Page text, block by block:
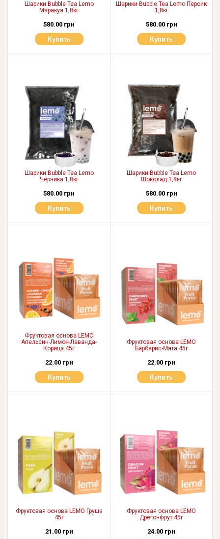
Шарики Bubble Tea Lemo
Маракуя 1,8кг
580.00 грн
Купить
Шарики Bubble Tea Lemo Персик
1,8кг
580.00 грн
Купить
Шарики Bubble Tea Lemo
Черника 1,8кг
580.00 грн
Купить
Шарики Bubble Tea Lemo
Шоколад 1,8кг
580.00 грн
Купить
Фруктовая основа LEMO
Апельсин-Лимон-Лаванда-
Корица 45г
22.00 грн
Купить
Фруктовая основа LEMO
Барбарис-Мята 45г
22.00 грн
Купить
Фруктовая основа LEMO Груша
45г
21.00 грн
Фруктовая основа LEMO
Дрегонфрут 45г
24.00 грн